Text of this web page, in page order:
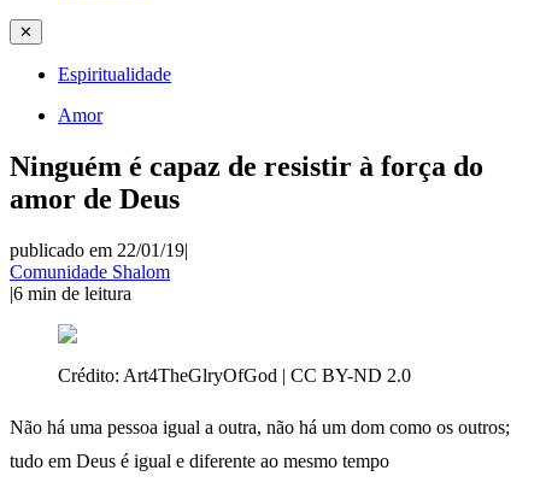
✕
Espiritualidade
Amor
Ninguém é capaz de resistir à força do
amor de Deus
publicado em 22/01/19|
Comunidade Shalom
|6 min de leitura
Crédito: Art4TheGlryOfGod | CC BY-ND 2.0
Não há uma pessoa igual a outra, não há um dom como os outros;
tudo em Deus é igual e diferente ao mesmo tempo